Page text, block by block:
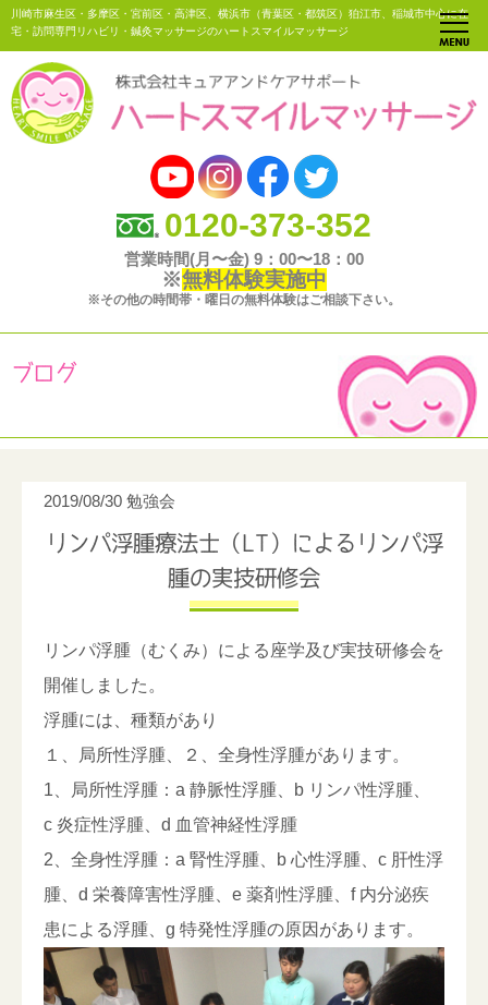
川崎市麻生区・多摩区・宮前区・高津区、横浜市（青葉区・都筑区）狛江市、稲城市中心に在
宅・訪問専門リハビリ・鍼灸マッサージのハートスマイルマッサージ
0120-373-352
営業時間(月〜金) 9：00〜18：00
※無料体験実施中
※その他の時間帯・曜日の無料体験はご相談下さい。
ブログ
2019/08/30 勉強会
リンパ浮腫療法士（LT）によるリンパ浮
腫の実技研修会
リンパ浮腫（むくみ）による座学及び実技研修会を
開催しました。
浮腫には、種類があり
１、局所性浮腫、２、全身性浮腫があります。
1、
局所性浮腫：a 静脈性浮腫、b リンパ性浮腫、
c 炎症性浮腫、d 血管神経性浮腫
2、全身性浮腫： a 腎性浮腫、 b 心性浮腫、 c 肝性浮
腫、 d 栄養障害性浮腫、 e 薬剤性浮腫、 f 内分泌疾
患による浮腫、 g 特発性浮腫の原因があります。